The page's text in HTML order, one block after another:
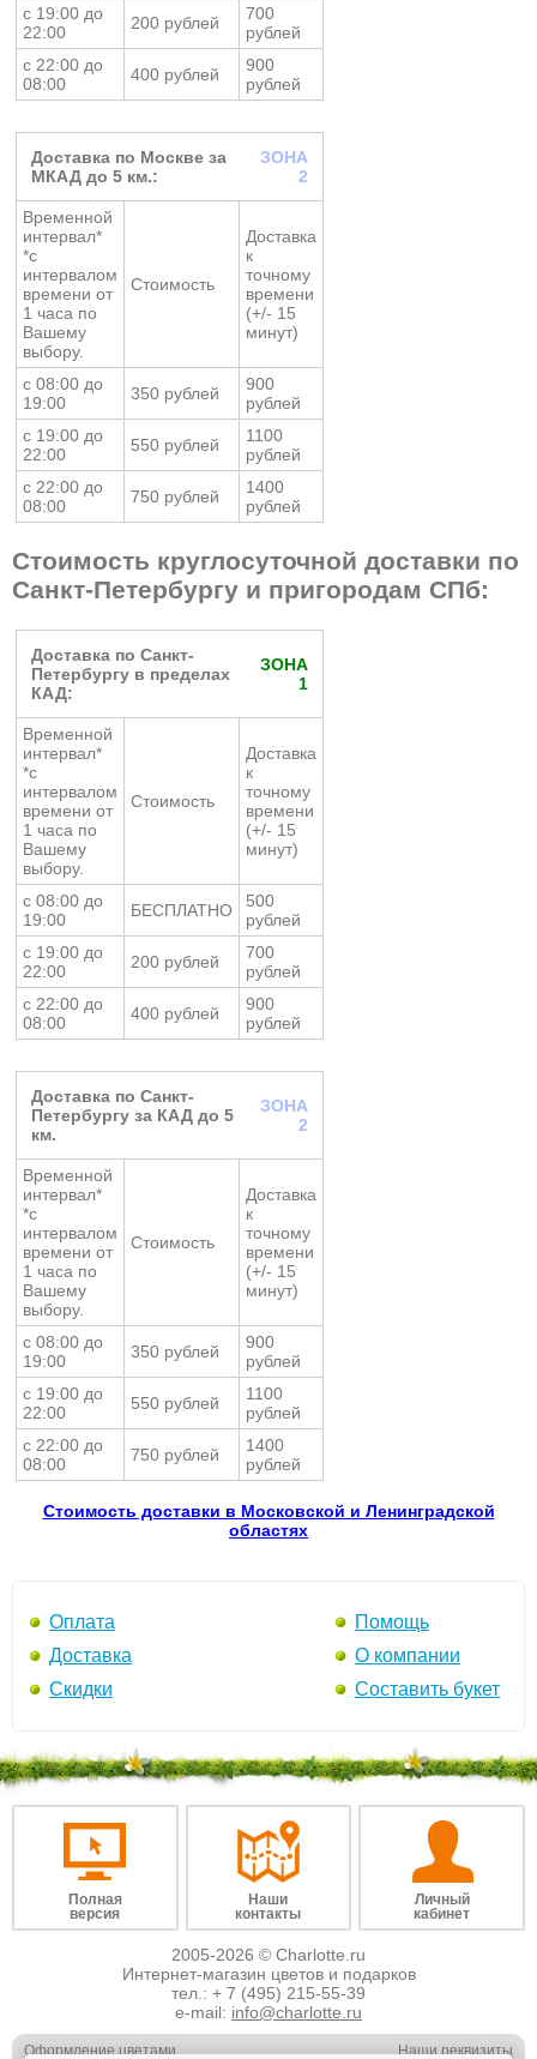
с 19:00 до
22:00
200 рублей
700
рублей
с 22:00 до
08:00
400 рублей
900
рублей
Доставка по Москве за
МКАД до 5 км.:
ЗОНА
2
Временной
интервал*
*с
интервалом
времени от
1 часа по
Вашему
выбору.
Стоимость
Доставка
к
точному
времени
(+/- 15
минут)
с 08:00 до
19:00
350 рублей
900
рублей
с 19:00 до
22:00
550 рублей
1100
рублей
с 22:00 до
08:00
750 рублей
1400
рублей
Стоимость круглосуточной доставки по
Санкт-Петербургу и пригородам СПб:
Доставка по Санкт-
Петербургу в пределах
КАД:
ЗОНА
1
Временной
интервал*
*с
интервалом
времени от
1 часа по
Вашему
выбору.
Стоимость
Доставка
к
точному
времени
(+/- 15
минут)
с 08:00 до
19:00
БЕСПЛАТНО
500
рублей
с 19:00 до
22:00
200 рублей
700
рублей
с 22:00 до
08:00
400 рублей
900
рублей
Доставка по Санкт-
Петербургу за КАД до 5
км.
ЗОНА
2
Временной
интервал*
*с
интервалом
времени от
1 часа по
Вашему
выбору.
Стоимость
Доставка
к
точному
времени
(+/- 15
минут)
с 08:00 до
19:00
350 рублей
900
рублей
с 19:00 до
22:00
550 рублей
1100
рублей
с 22:00 до
08:00
750 рублей
1400
рублей
Стоимость доставки в Московской и Ленинградской
областях
Оплата
Доставка
Скидки
Помощь
О компании
Составить букет
Полная
версия
Наши
контакты
Личный
кабинет
2005-2026 © Charlotte.ru
Интернет-магазин цветов и подарков
тел.: + 7 (495) 215-55-39
e-mail: info@charlotte.ru
Оформление цветами Наши реквизиты